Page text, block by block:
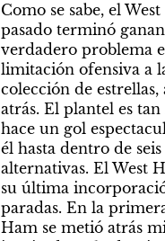
Como se sabe, el
pasado terminó
verdadero problema
limitación ofensiva a
colección de
atrás. El plantel es
hace un gol
él hasta dentro de
alternativas. El West
su última
paradas. En la
Ham se metió atrás